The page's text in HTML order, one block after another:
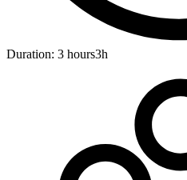
Duration: 3 hours3h